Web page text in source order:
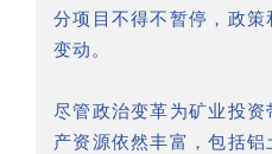
分项目不得不暂停，政
变动。
尽管政治变革为矿业投
产资源依然丰富，包括铝